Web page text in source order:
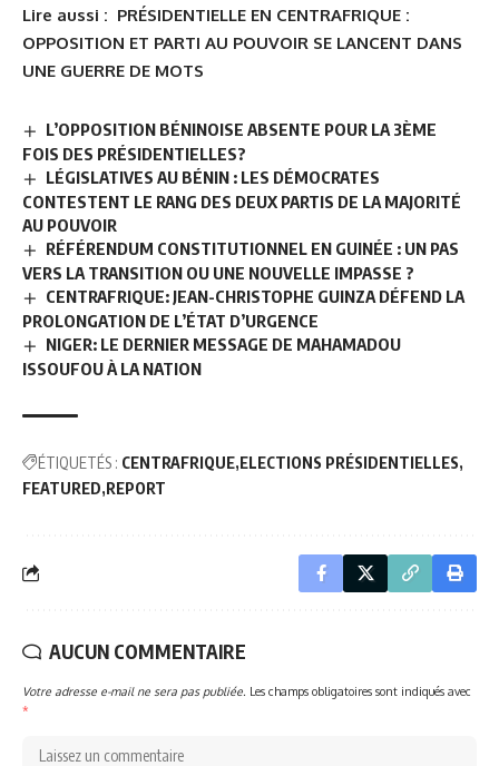
Lire aussi : PRÉSIDENTIELLE EN CENTRAFRIQUE :
OPPOSITION ET PARTI AU POUVOIR SE LANCENT DANS
UNE GUERRE DE MOTS
L’OPPOSITION BÉNINOISE ABSENTE POUR LA 3ÈME
FOIS DES PRÉSIDENTIELLES?
LÉGISLATIVES AU BÉNIN : LES DÉMOCRATES
CONTESTENT LE RANG DES DEUX PARTIS DE LA MAJORITÉ
AU POUVOIR
RÉFÉRENDUM CONSTITUTIONNEL EN GUINÉE : UN PAS
VERS LA TRANSITION OU UNE NOUVELLE IMPASSE ?
CENTRAFRIQUE: JEAN-CHRISTOPHE GUINZA DÉFEND LA
PROLONGATION DE L’ÉTAT D’URGENCE
NIGER: LE DERNIER MESSAGE DE MAHAMADOU
ISSOUFOU À LA NATION
ÉTIQUETÉS : CENTRAFRIQUE ELECTIONS PRÉSIDENTIELLES
FEATURED REPORT
AUCUN COMMENTAIRE
Votre adresse e-mail ne sera pas publiée. Les champs obligatoires sont indiqués avec
*